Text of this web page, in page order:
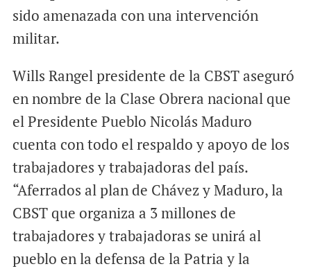
sido amenazada con una intervención
militar.
Wills Rangel presidente de la CBST aseguró
en nombre de la Clase Obrera nacional que
el Presidente Pueblo Nicolás Maduro
cuenta con todo el respaldo y apoyo de los
trabajadores y trabajadoras del país.
“Aferrados al plan de Chávez y Maduro, la
CBST que organiza a 3 millones de
trabajadores y trabajadoras se unirá al
pueblo en la defensa de la Patria y la